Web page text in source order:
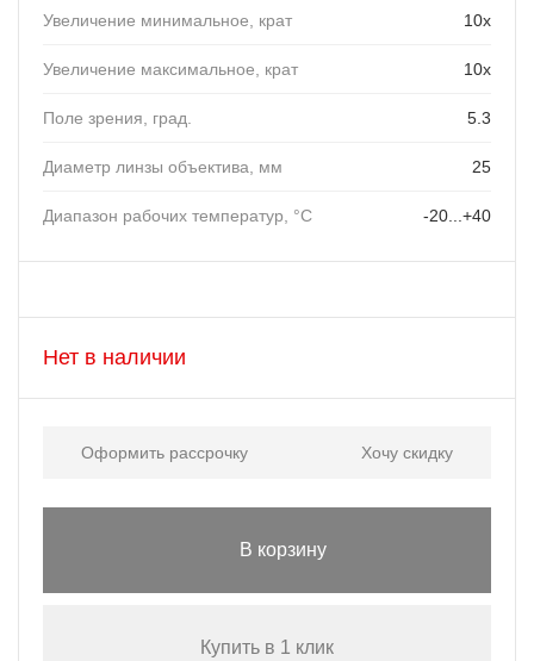
Увеличение минимальное, крат 10х
Увеличение максимальное, крат 10х
Поле зрения, град. 5.3
Диаметр линзы объектива, мм 25
Диапазон рабочих температур, °C -20...+40
Нет в наличии
Оформить рассрочку Хочу скидку
В корзину
Купить в 1 клик